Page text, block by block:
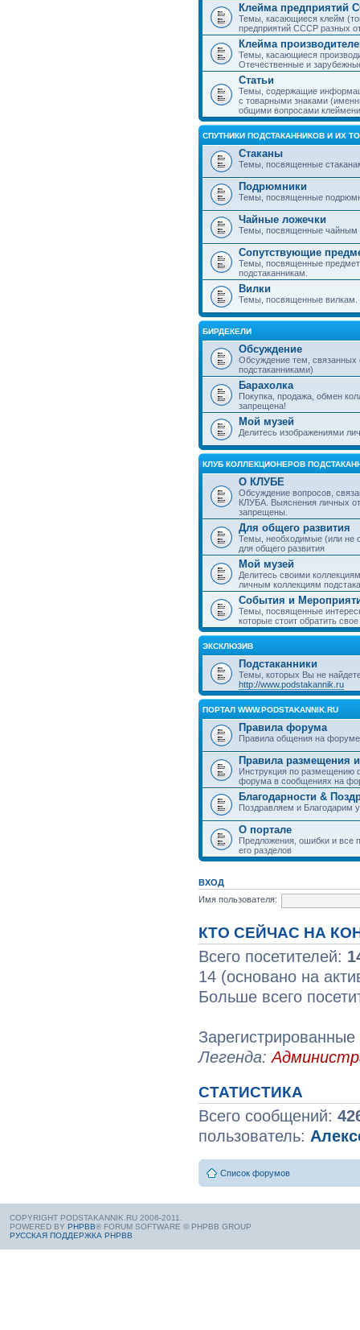
Клейма предприятий
Темы, касающиеся клейм
предприятий СССР разных
Клейма
Темы, касающиеся
Отечественные и
Статьи
Темы, содержащие
с товарными знаками
общими вопросами
СПУТНИКИ ПОДСТАКАННИКОВ И ИХ
Стаканы
Темы, посвященные
Подрюмники
Темы, посвященные
Чайные ложечки
Темы, посвященные чайным
Сопутствующие
Темы, посвященные
подстаканникам.
Вилки
Темы, посвященные вилкам.
БИРДЕКЕЛИ
Обсуждение
Обсуждение тем,
подстаканниками)
Барахолка
Покупка, продажа, обмен
запрещена!
Мой музей
Делитесь изображениями
КЛУБ КОЛЛЕКЦИОНЕРОВ
О КЛУБЕ
Обсуждение вопросов,
КЛУБА. Выяснения личных
запрещены.
Для общего развития
Темы, необходимые (или не
для общего развития
Мой музей
Делитесь своими
личным коллекциям
События и
Темы, посвященные
которые стоит обратить
ЭКСКЛЮЗИВ
Подстаканники
Темы, которых Вы не
http://www.podstakannik.ru
ПОРТАЛ WWW.PODSTAKANNIK.RU
Правила форума
Правила общения на форуме
Правила размещения
Инструкция по размещению
форума в сообщениях на
Благодарности &
Поздравляем и Благодарим
О портале
Предложения, ошибки и все
его разделов
ВХОД
Имя пользователя:
КТО СЕЙЧАС НА
Всего посетителей:
14 (основано на
Больше всего
Легенда:
СТАТИСТИКА
Всего сообщений:
пользователь:
Список форумов
COPYRIGHT PODSTAKANNIK.RU 2006-2011.
POWERED BY PHPBB® FORUM SOFTWARE © PHPBB GROUP
РУССКАЯ ПОДДЕРЖКА PHPBB